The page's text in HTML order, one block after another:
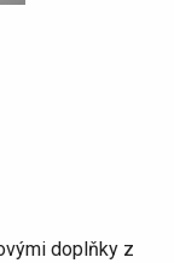
doplňky z